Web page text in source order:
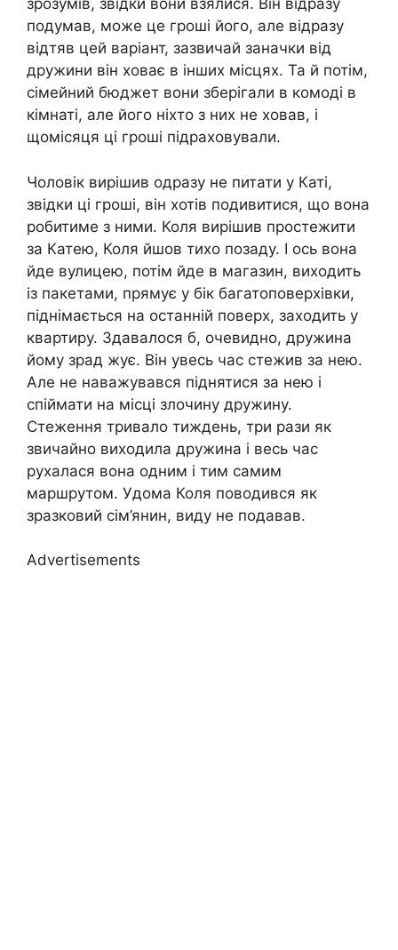
зрозумів, звідки вони взялися. Він відразу
подумав, може це гроші його, але відразу
відтяв цей варіант, зазвичай заначки від
дружини він ховає в інших місцях. Та й потім,
сімейний бюджет вони зберігали в комоді в
кімнаті, але його ніхто з них не ховав, і
щомісяця ці гроші підраховували.
Чоловік вирішив одразу не питати у Каті,
звідки ці гроші, він хотів подивитися, що вона
робитиме з ними. Коля вирішив простежити
за Катею, Коля йшов тихо позаду. І ось вона
йде вулицею, потім йде в магазин, виходить
із пакетами, прямує у бік багатоповерхівки,
піднімається на останній поверх, заходить у
квартиру. Здавалося б, очевидно, дружина
йому зрад жує. Він увесь час стежив за нею.
Але не наважувався піднятися за нею і
спіймати на місці злочину дружину.
Стеження тривало тиждень, три рази як
звичайно виходила дружина і весь час
рухалася вона одним і тим самим
маршрутом. Удома Коля поводився як
зразковий сім’янин, виду не подавав.
Advertisements